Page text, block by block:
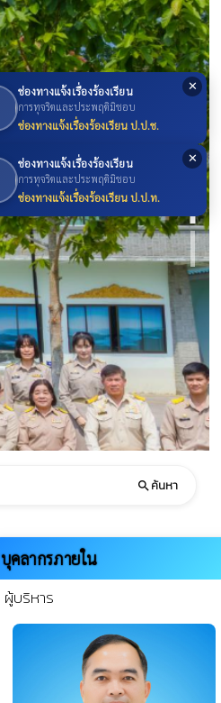
✕
ช่องทางแจ้งเรื่องร้องเรียน
การทุจริตและประพฤติมิชอบ
ช่องทางแจ้งเรื่องร้องเรียน ป.ป.ช.
✕
ช่องทางแจ้งเรื่องร้องเรียน
การทุจริตและประพฤติมิชอบ
ช่องทางแจ้งเรื่องร้องเรียน ป.ป.ท.
search ค้นหา
บุคลากรภายใน
ผู้บริหาร